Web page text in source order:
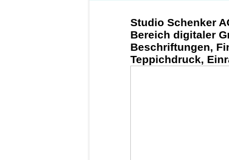
Studio Schenker
Bereich digitaler
Beschriftungen,
Teppichdruck,